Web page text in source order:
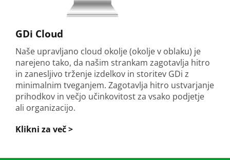
GDi Cloud
Naše upravljano cloud okolje (okolje v oblaku) je
narejeno tako, da našim strankam zagotavlja hitro
in zanesljivo trženje izdelkov in storitev GDi z
minimalnim tveganjem. Zagotavlja hitro ustvarjanje
prihodkov in večjo učinkovitost za vsako podjetje
ali organizacijo.
Klikni za več >